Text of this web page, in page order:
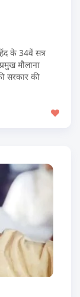
के 34वें सत्र
मौलाना
सरकार की